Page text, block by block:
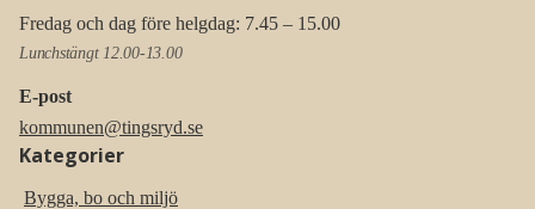
Fredag och dag före helgdag: 7.45 – 15.00
Lunchstängt 12.00-13.00
E-post
kommunen@tingsryd.se
Kategorier
Bygga, bo och miljö